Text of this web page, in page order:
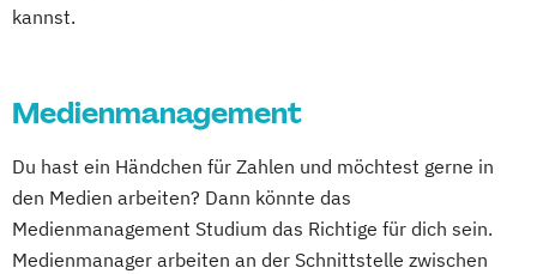
kannst.
Medienmanagement
Du hast ein Händchen für Zahlen und möchtest gerne in
den Medien arbeiten? Dann könnte das
Medienmanagement Studium das Richtige für dich sein.
Medienmanager arbeiten an der Schnittstelle zwischen